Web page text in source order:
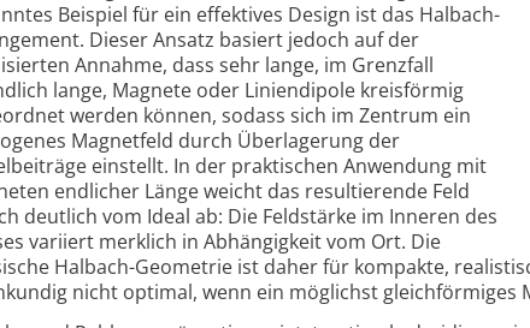
Beispiel für ein effektives Design ist das Halbach-
Dieser Ansatz basiert jedoch auf der
Annahme, dass sehr lange, im Grenzfall
lange, Magnete oder Liniendipole kreisförmig
werden können, sodass sich im Zentrum ein
Magnetfeld durch Überlagerung der
einstellt. In der praktischen Anwendung mit
endlicher Länge weicht das resultierende Feld
deutlich vom Ideal ab: Die Feldstärke im Inneren des
variiert merklich in Abhängigkeit vom Ort. Die
Halbach-Geometrie ist daher für kompakte,
nicht optimal, wenn ein möglichst gleichförmiges